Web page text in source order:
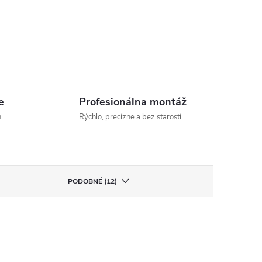
Profesionálna montáž
Rýchlo, precízne a bez starostí.
PODOBNÉ (12)